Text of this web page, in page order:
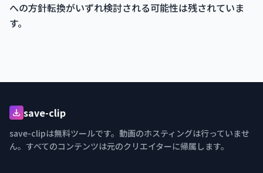
への方針転換がいずれ検討される可能性は残されていま
す。
save-clip
save-clipは無料ツールです。動画のホスティングは行っていませ
ん。すべてのコンテンツは元のクリエイターに帰属します。